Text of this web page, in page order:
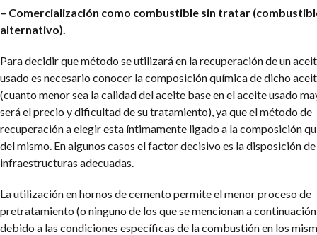
– Comercialización como combustible sin tratar
alternativo).
Para decidir que método se utilizará en la recuperación de un
usado es necesario conocer la composición química de dicho
(cuanto menor sea la calidad del aceite base en el aceite usado
será el precio y dificultad de su tratamiento), ya que el método de
recuperación a elegir esta íntimamente ligado a la composición
del mismo. En algunos casos el factor decisivo es la disposición de
infraestructuras adecuadas.
La utilización en hornos de cemento permite el menor proceso de
pretratamiento (o ninguno de los que se mencionan a
debido a las condiciones específicas de la combustión en los